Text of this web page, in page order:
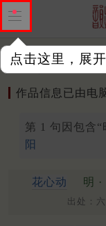
点击这里，展
作品 标注四声
作品信息已由电
第 1 句因包含“
阳
花心动 明 ·
出处：六